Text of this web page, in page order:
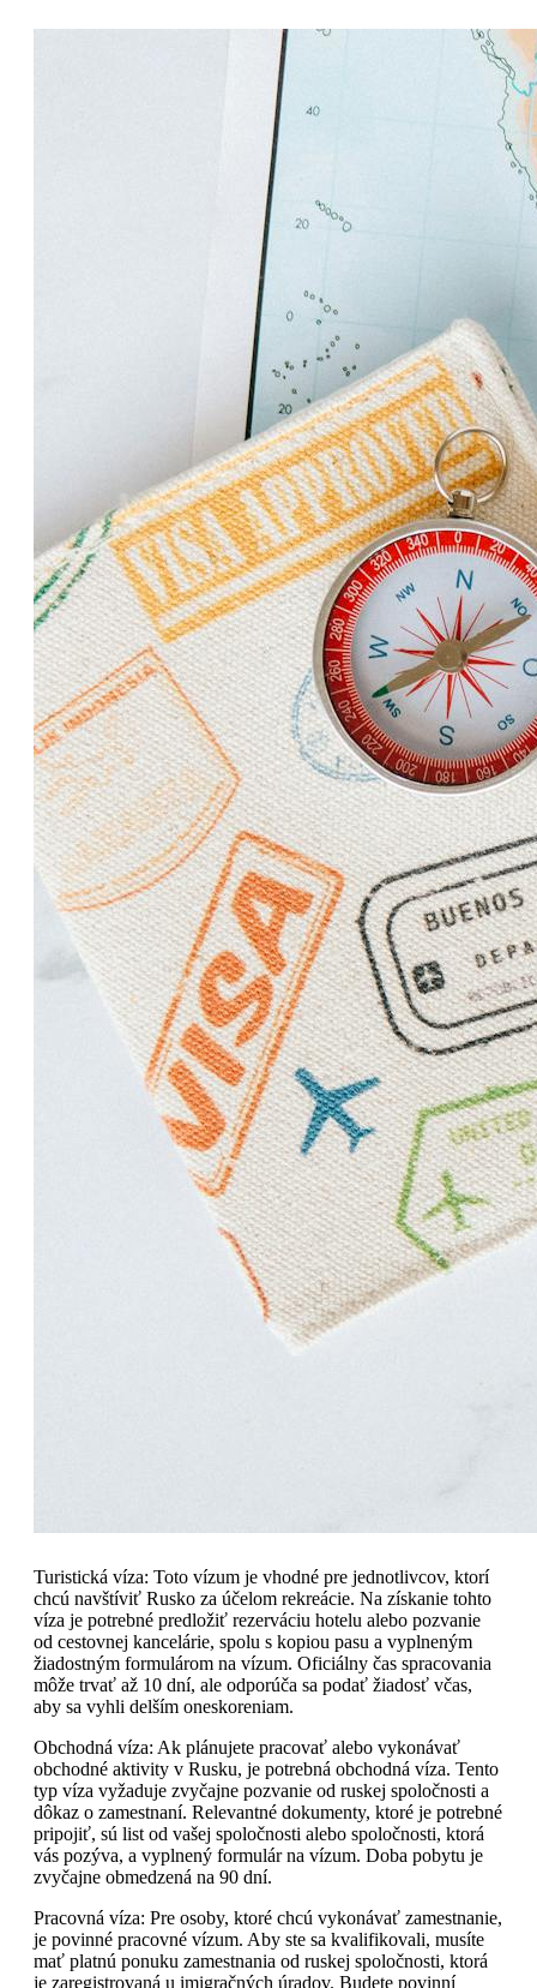
Turistická víza: Toto vízum je vhodné pre jednotlivcov, ktorí
chcú navštíviť Rusko za účelom rekreácie. Na získanie tohto
víza je potrebné predložiť rezerváciu hotelu alebo pozvanie
od cestovnej kancelárie, spolu s kopiou pasu a vyplneným
žiadostným formulárom na vízum. Oficiálny čas spracovania
môže trvať až 10 dní, ale odporúča sa podať žiadosť včas,
aby sa vyhli delším oneskoreniam.
Obchodná víza: Ak plánujete pracovať alebo vykonávať
obchodné aktivity v Rusku, je potrebná obchodná víza. Tento
typ víza vyžaduje zvyčajne pozvanie od ruskej spoločnosti a
dôkaz o zamestnaní. Relevantné dokumenty, ktoré je potrebné
pripojiť, sú list od vašej spoločnosti alebo spoločnosti, ktorá
vás pozýva, a vyplnený formulár na vízum. Doba pobytu je
zvyčajne obmedzená na 90 dní.
Pracovná víza: Pre osoby, ktoré chcú vykonávať zamestnanie,
je povinné pracovné vízum. Aby ste sa kvalifikovali, musíte
mať platnú ponuku zamestnania od ruskej spoločnosti, ktorá
je zaregistrovaná u imigračných úradov. Budete povinní